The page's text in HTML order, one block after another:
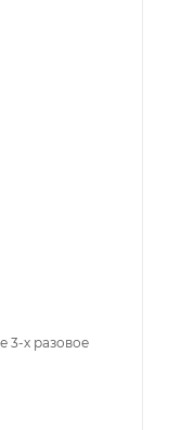
3-х разовое